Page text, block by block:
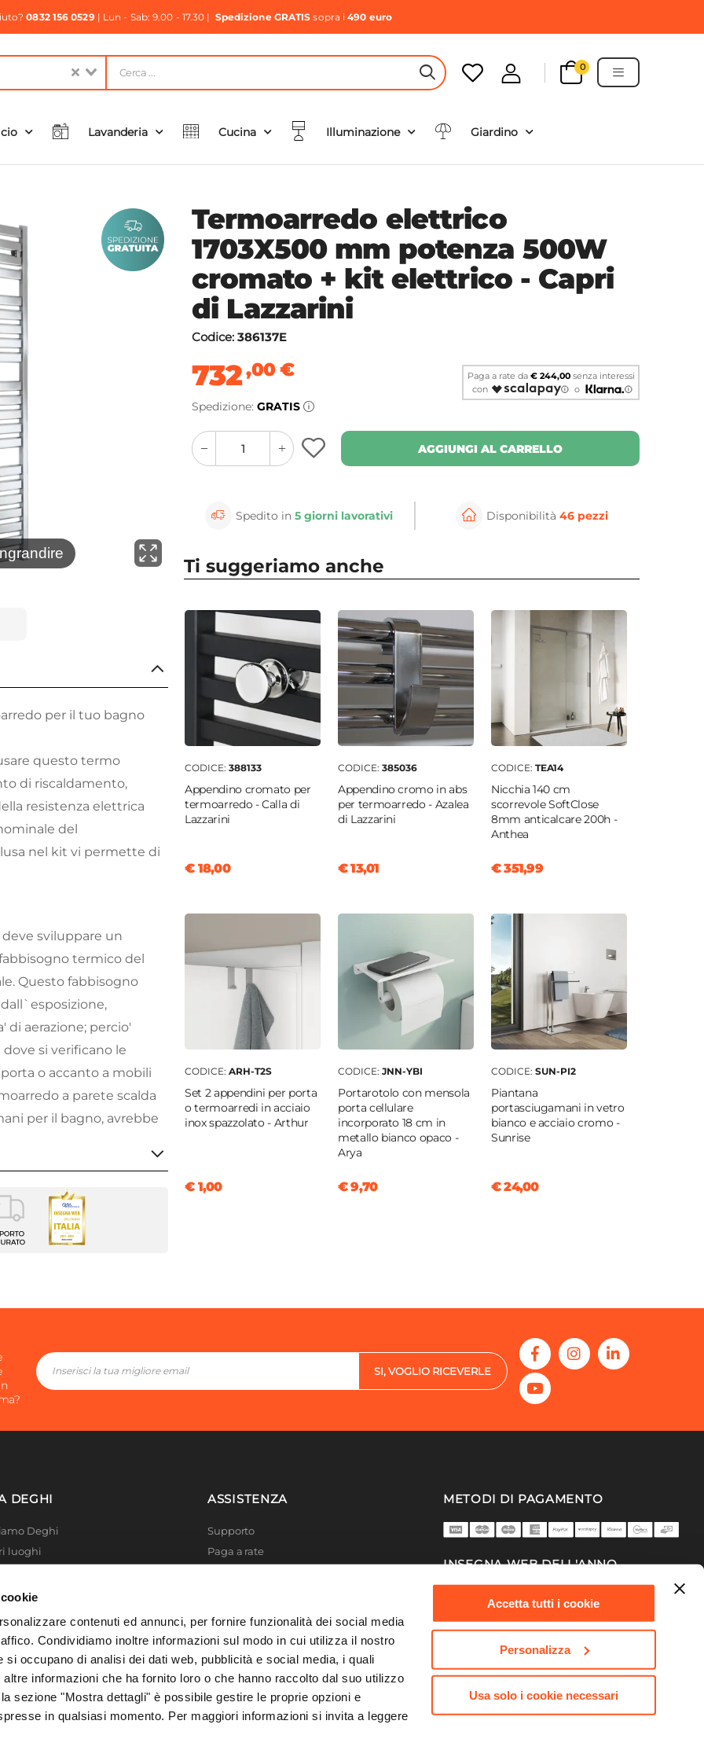
contenuti ed annunci, per fornire funzionalità dei social media
Condividiamo inoltre informazioni sul modo in cui utilizza il nostro
si occupano di analisi dei dati web, pubblicità e social media, i quali
informazioni che ha fornito loro o che hanno raccolto dal suo utilizzo
sezione "Mostra dettagli" è possibile gestire le proprie opzioni e
in qualsiasi momento. Per maggiori informazioni si invita a leggere
Accetta tutti i cookie
Personalizza
Usa solo i cookie necessari
0832 156 0529| Lun - Sab: 9.00 - 17.30 | Spedizione GRATIS sopra i490 euro
HEADER SEARCH BUTTON
0
Lavanderia Cucina Illuminazione Giardino
⚲
per il tuo bagno
questo termo
di riscaldamento,
resistenza elettrica
del
nel kit vi permette di
sviluppare un
termico del
Questo fabbisogno
di aerazione; percio'
si verificano le
o accanto a mobili
a parete scalda
per il bagno, avrebbe
scegli il giusto kit
elettrico
al carbonio
Termoarredo elettrico
1703X500 mm potenza 500W
cromato + kit elettrico - Capri
di Lazzarini
Codice: 386137E
732,00€
Spedizione: GRATIS
Paga a rate da € 244,00senza interessi
con
o
quantity
button
quantity
minus
button
AGGIUNGI AL CARRELLO
Spedito in5 giorni lavorativi Disponibilità 46 pezzi
Ti suggeriamo anche
CODICE: 388133
Appendino cromato per
termoarredo - Calla di
Lazzarini
€ 18,00
CODICE: 385036
Appendino cromo in abs
per termoarredo - Azalea
di Lazzarini
€ 13,01
CODICE: TEA14
Nicchia 140 cm
scorrevole SoftClose
8mm anticalcare 200h -
Anthea
€ 351,99
CODICE: ARH-T2S
Set 2 appendini per porta
o termoarredi in acciaio
inox spazzolato - Arthur
€ 1,00
CODICE: JNN-YBI
Portarotolo con mensola
porta cellulare
incorporato 18 cm in
metallo bianco opaco -
Arya
€ 9,70
CODICE: SUN-PI2
Piantana
portasciugamani in vetro
bianco e acciaio cromo -
Sunrise
€ 24,00
SI, VOGLIO RICEVERLE
DEGHI
Deghi
luoghi
produzione
Solidale
Academy
ASSISTENZA
Supporto
Paga a rate
Privacy Policy
Cookie policy
METODI DI PAGAMENTO
INSEGNA WEB DELL'ANNO